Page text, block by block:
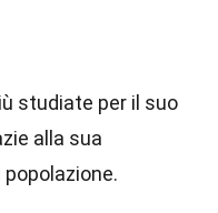
studiate per il suo
alla sua